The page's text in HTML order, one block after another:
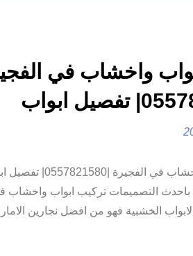
واخشاب في
تركيب ابواب
التصميمات تركيب ابواب واخشاب
الخشبية فهو من افضل نجارين